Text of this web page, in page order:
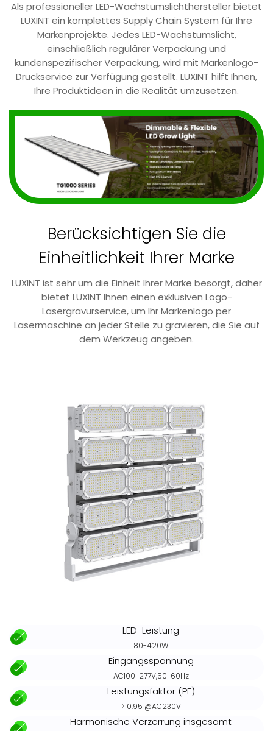
Als professioneller LED-Wachstumslichthersteller bietet
LUXINT ein komplettes Supply Chain System für Ihre
Markenprojekte. Jedes LED-Wachstumslicht,
einschließlich regulärer Verpackung und
kundenspezifischer Verpackung, wird mit Markenlogo-
Druckservice zur Verfügung gestellt. LUXINT hilft Ihnen,
Ihre Produktideen in die Realität umzusetzen.
Berücksichtigen Sie die
Einheitlichkeit Ihrer Marke
LUXINT ist sehr um die Einheit Ihrer Marke besorgt, daher
bietet LUXINT Ihnen einen exklusiven Logo-
Lasergravurservice, um Ihr Markenlogo per
Lasermaschine an jeder Stelle zu gravieren, die Sie auf
dem Werkzeug angeben.
LED-Leistung
80-420W
Eingangsspannung
AC100-277V,50-60Hz
Leistungsfaktor (PF)
> 0.95 @AC230V
Harmonische Verzerrung insgesamt